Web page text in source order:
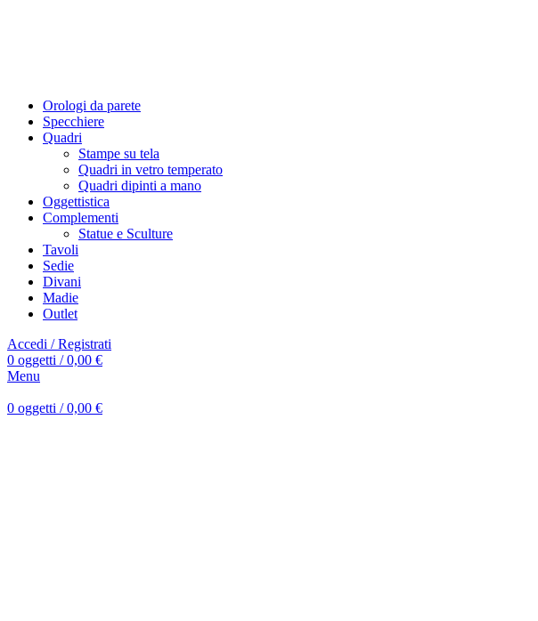
Orologi da parete
Specchiere
Quadri
Stampe su tela
Quadri in vetro temperato
Quadri dipinti a mano
Oggettistica
Complementi
Statue e Sculture
Tavoli
Sedie
Divani
Madie
Outlet
Accedi / Registrati
0 oggetti / 0,00 €
Menu
0 oggetti / 0,00 €